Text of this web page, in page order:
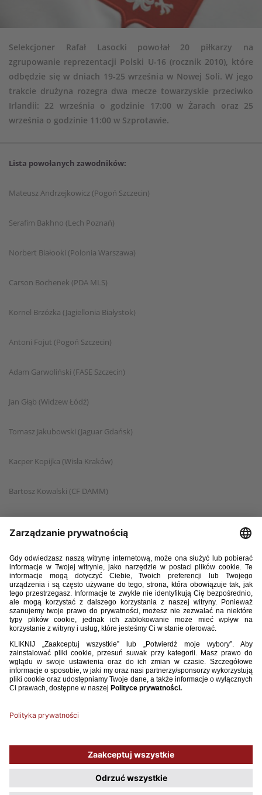
Selekcjoner Rafał Lasocki powołał 20 piłkarzy na
zgrupowanie reprezentacji Polski U-16 (rocznik 2010), które
odbędzie się w dniach 19-25 września w Nowej Soli. W jego
trakcie drużyna rozegra dwa mecze towarzyskie przeciwko
Irlandii: 22 września o godzinie 17:00 w Żarach oraz 25
września o godzinie 11:00 w Szprotawie.
Lista powołanych zawodników:
Mateusz Andrzejkowicz (Pogoń Szczecin)
Serafim Bakhno (Lech Poznań)
Norbert Białooki (Polonia Warszawa)
Carson Bochenek (PDA MLS)
Kornel Brzózka (Jagiellonia Białystok)
Antoni Fojut (Pogoń Szczecin)
Adam Garwoliński (FASE Szczecin)
Jan Głąb (Widzew Łódź)
Tomasz Jakubowski (Jaguar Gdańsk)
Kacper Kopijka (Wisła Kraków)
Bartosz Kowalski (CF DAMM)
Aleksander Michałowski (ŁKS Łódź)
Marcel Mrowiński (Lech Poznań)
Aleks Olsztyn (Lech Poznań)
Franciszek Stępniewski (Legia Warszawa)
Olaf Zuchora (ŁKS Łódź)
Używamy plików cookies, aby ułatwić Ci korzystanie z naszego serwisu
oraz do celów statystycznych. Jeśli nie blokujesz tych plików, to zgadzasz
się na ich użycie oraz zapisanie w pamięci urządzenia. Pamiętaj, że
możesz samodzielnie zarządzać cookies, zmieniając ustawienia